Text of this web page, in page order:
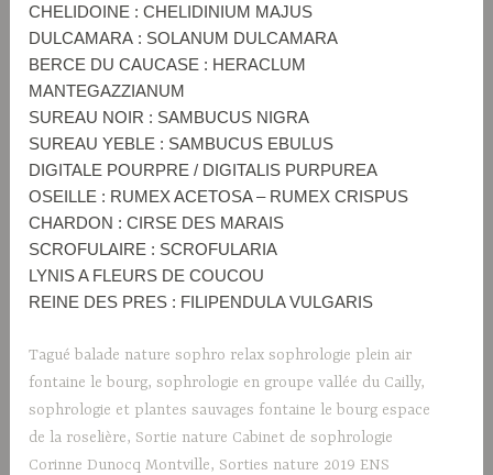
CHELIDOINE : CHELIDINIUM MAJUS
DULCAMARA : SOLANUM DULCAMARA
BERCE DU CAUCASE : HERACLUM
MANTEGAZZIANUM
SUREAU NOIR : SAMBUCUS NIGRA
SUREAU YEBLE : SAMBUCUS EBULUS
DIGITALE POURPRE / DIGITALIS PURPUREA
OSEILLE : RUMEX ACETOSA – RUMEX CRISPUS
CHARDON : CIRSE DES MARAIS
SCROFULAIRE : SCROFULARIA
LYNIS A FLEURS DE COUCOU
REINE DES PRES : FILIPENDULA VULGARIS
Taguébalade nature sophro relax sophrologie plein air
fontaine le bourg,sophrologie en groupe vallée du Cailly,
sophrologie et plantes sauvages fontaine le bourg espace
de la roselière, Sortie nature Cabinet de sophrologie
Corinne Dunocq Montville, Sorties nature 2019 ENS